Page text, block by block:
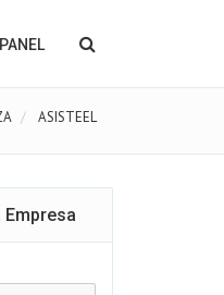
ASISTEEL